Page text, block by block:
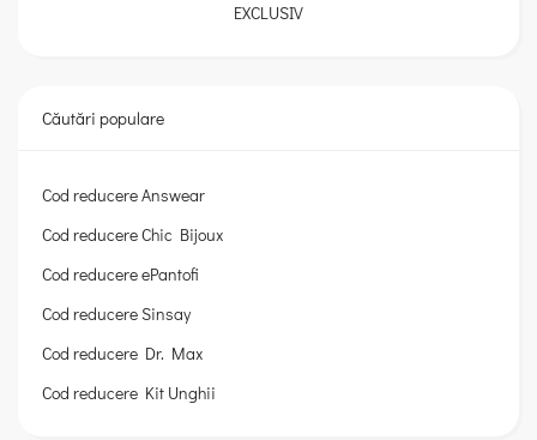
EXCLUSIV
Căutări populare
Cod reducere Answear
Cod reducere Chic Bijoux
Cod reducere ePantofi
Cod reducere Sinsay
Cod reducere Dr. Max
Cod reducere Kit Unghii